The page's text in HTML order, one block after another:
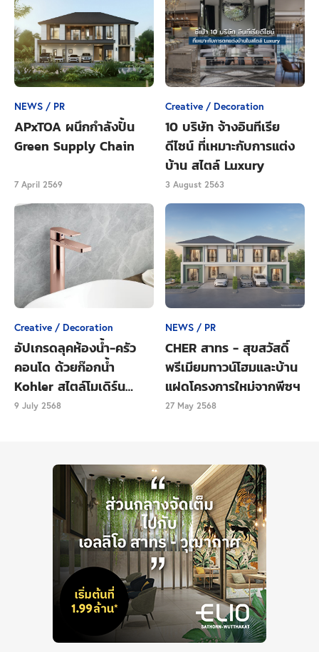
ตั้งเป้าหมายก็เพื่อให้เราสามารถวางแผนและเตรียมตัวให้
เป้าหมายที่เราตั้งใจวางไว้นั้นสำเร็จลุล่วงไปได้
เป้าหมายที่วางไว้อาจจะเริ่มจากเป้าหมายระยะสั้น เช่น
วันนี้หรือภายในสองวันนี้ ฉันจะทำสิ่งนี้ให้เสร็จ หรือเป้า
หมายระยะยาว เช่น ในปีหน้าหรือสองปีข้างหน้าฉันจะ
เริ่มผ่อนคอนโดเป็นของตัวเอง และฉันต้องมีเงินเก็บสัก
ก้อน สังเกตเห็นได้ว่าเมื่อมีเป้าหมายแล้วเราจึงจะสามารถ
วางแผนเพื่อให้เป้าหมายสำเร็จได้ อย่างเช่นการกำหนด
เงินเก็บสักก้อนนั่นเอง
วางแผน
อย่างที่ได้ยกตัวอย่างไปในหัวข้อย่อยที่แล้ว ว่าเมื่อมีเป้า
หมายจึงจะสามารถวางแผนเพื่อให้เป้าหมายสำเร็จไปได้
เช่นนั้นการวางแผนจึงสำคัญไม่แพ้กัน หากวางแผนไม่
รอบคอบหรือไม่ตรงจุดกับเป้าหมาย อาจจะทำให้เป้า
หมายไม่ลุล่วง หรือสำเร็จไปอย่างไม่ดีเต็มร้อยเปอร์เซ็นต์
ว่า วันนี้ ฉันจะทำสิ่งนี้ พรุ่งนี้ฉันจะทำสิ่งนี้แล้วทำสิ่งนี้ต่อ
ภายในสองวันฉันจะได้สิ่งนี้ วิธีนี้จะช่วยให้เราไม่ต้องทำที
ละหลายๆอย่างในเวลาเดียวกัน เราสามารถจดจ่ออยู่กับ
การทำสิ่งใดสิ่งหนึ่งจนมันออกมาดีได้ด้วยระยะเวลาที่ถูก
กำหนดไว้แล้ว และได้ผลลัพธ์ออกมาดีด้วยนั่นเอง
อีกหนึ่งวิธีที่อยากแนะนำคือ ทำรายการสิ่งที่ทำให้เรา
สามารถบรรลุเป้าหมายได้ เช่น ถ้าเป้าหมายคือ “อยากมี
คอนโดสักห้อง” เป็นเป้าหมายระยะยาว เราอาจกำหนด
เดดไลน์ก่อนว่า ภายในสองปีหรือสามปีให้งานลงตัวแล้ว
NEWS / PR
APxTOA ผนึกกำลังปั้น
Green Supply Chain
7 April 2569
Creative / Decoration
10 บริษัท จ้างอินทีเรีย
ดีไซน์ ที่เหมาะกับการแต่ง
บ้าน สไตล์ Luxury
3 August 2563
Creative / Decoration
อัปเกรดลุคห้องน้ำ-ครัว
คอนโด ด้วยก๊อกน้ำ
Kohler สไตล์โมเดิร์น
เรียบหรู
9 July 2568
NEWS / PR
CHER สาทร - สุขสวัสดิ์
พรีเมียมทาวน์โฮมและบ้าน
แฝดโครงการใหม่จากพีซฯ
27 May 2568